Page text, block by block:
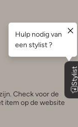
Check voor de
item op de website